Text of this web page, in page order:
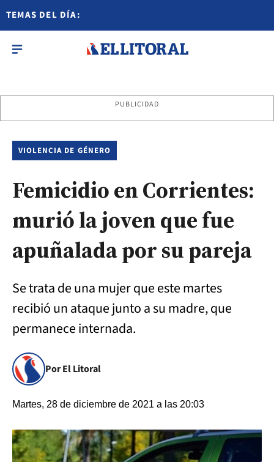
TEMAS DEL DÍA:
PUBLICIDAD
VIOLENCIA DE GÉNERO
Femicidio en Corrientes:
murió la joven que fue
apuñalada por su pareja
Se trata de una mujer que este martes
recibió un ataque junto a su madre, que
permanece internada.
Por El Litoral
Martes, 28 de diciembre de 2021 a las 20:03